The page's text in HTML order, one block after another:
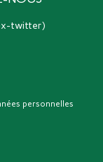
twitter)
personnelles